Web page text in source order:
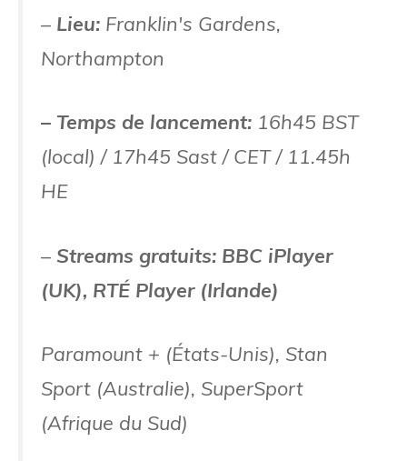
– Lieu: Franklin's Gardens,
Northampton
– Temps de lancement: 16h45 BST
(local) / 17h45 Sast / CET / 11.45h
HE
– Streams gratuits: BBC iPlayer
(UK), RTÉ Player (Irlande)
Paramount + (États-Unis), Stan
Sport (Australie), SuperSport
(Afrique du Sud)